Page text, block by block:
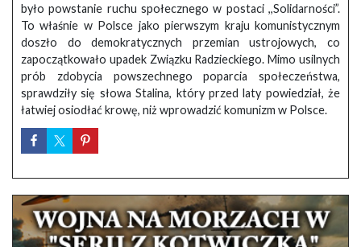
było powstanie ruchu społecznego w postaci ,,Solidarności”.
To właśnie w Polsce jako pierwszym kraju komunistycznym
doszło do demokratycznych przemian ustrojowych, co
zapoczątkowało upadek Związku Radzieckiego. Mimo usilnych
prób zdobycia powszechnego poparcia społeczeństwa,
sprawdziły się słowa Stalina, który przed laty powiedział, że
łatwiej osiodłać krowę, niż wprowadzić komunizm w Polsce.